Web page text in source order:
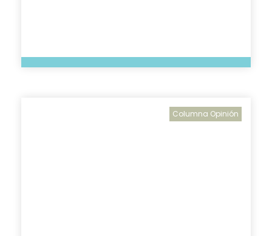
Columna Opinión